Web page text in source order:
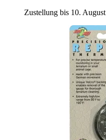
Zustellung bis 10. August